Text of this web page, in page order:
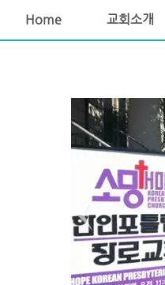
Home 교회소개
Sketchbook5,